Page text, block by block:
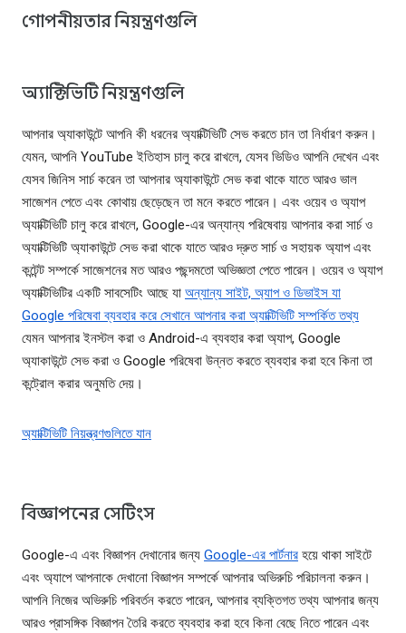
গোপনীয়তার নিয়ন্ত্রণগুলি
অ্যাক্টিভিটি নিয়ন্ত্রণগুলি
আপনার অ্যাকাউন্টে আপনি কী ধরনের অ্যাক্টিভিটি সেভ করতে চান তা নির্ধারণ করুন।
যেমন, আপনি YouTube ইতিহাস চালু করে রাখলে, যেসব ভিডিও আপনি দেখেন এবং
যেসব জিনিস সার্চ করেন তা আপনার অ্যাকাউন্টে সেভ করা থাকে যাতে আরও ভাল
সাজেশন পেতে এবং কোথায় ছেড়েছেন তা মনে করতে পারেন। এবং ওয়েব ও অ্যাপ
অ্যাক্টিভিটি চালু করে রাখলে, Google-এর অন্যান্য পরিষেবায় আপনার করা সার্চ ও
অ্যাক্টিভিটি অ্যাকাউন্টে সেভ করা থাকে যাতে আরও দ্রুত সার্চ ও সহায়ক অ্যাপ এবং
কন্টেন্ট সম্পর্কে সাজেশনের মত আরও পছন্দমতো অভিজ্ঞতা পেতে পারেন। ওয়েব ও অ্যাপ
অ্যাক্টিভিটির একটি সাবসেটিং আছে যা অন্যান্য সাইট, অ্যাপ ও ডিভাইস যা
Google পরিষেবা ব্যবহার করে সেখানে আপনার করা অ্যাক্টিভিটি সম্পর্কিত তথ্য
যেমন আপনার ইনস্টল করা ও Android-এ ব্যবহার করা অ্যাপ, Google
অ্যাকাউন্টে সেভ করা ও Google পরিষেবা উন্নত করতে ব্যবহার করা হবে কিনা তা
কন্ট্রোল করার অনুমতি দেয়।
অ্যাক্টিভিটি নিয়ন্ত্রণগুলিতে যান
বিজ্ঞাপনের সেটিংস
Google-এ এবং বিজ্ঞাপন দেখানোর জন্য Google-এর পার্টনার হয়ে থাকা সাইটে
এবং অ্যাপে আপনাকে দেখানো বিজ্ঞাপন সম্পর্কে আপনার অভিরুচি পরিচালনা করুন।
আপনি নিজের অভিরুচি পরিবর্তন করতে পারেন, আপনার ব্যক্তিগত তথ্য আপনার জন্য
আরও প্রাসঙ্গিক বিজ্ঞাপন তৈরি করতে ব্যবহার করা হবে কিনা বেছে নিতে পারেন এবং